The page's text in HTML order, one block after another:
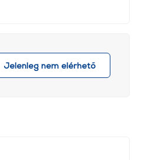
Jelenleg nem elérhető